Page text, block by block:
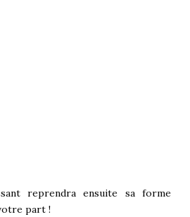
reprendra ensuite sa forme
part !